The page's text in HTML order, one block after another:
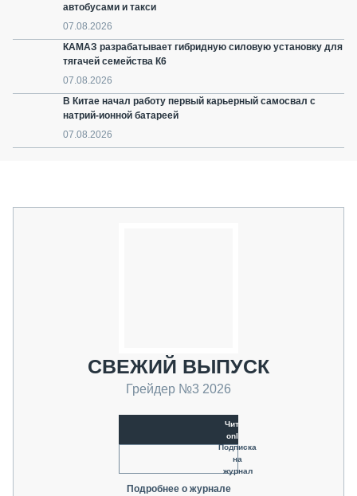
автобусами и такси
07.08.2026
КАМАЗ разрабатывает гибридную силовую установку для
тягачей семейства К6
07.08.2026
В Китае начал работу первый карьерный самосвал с
натрий-ионной батареей
07.08.2026
СВЕЖИЙ ВЫПУСК
Грейдер №3 2026
Читать
online
Подписка
на
журнал
Подробнее о журнале